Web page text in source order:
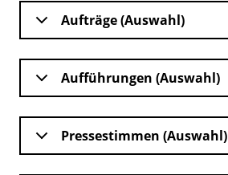
Aufträge (Auswahl)
Aufführungen (Auswahl)
Pressestimmen (Auswahl)